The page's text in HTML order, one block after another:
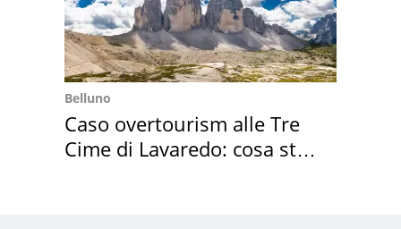
Belluno
Caso overtourism alle Tre
Cime di Lavaredo: cosa sta